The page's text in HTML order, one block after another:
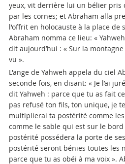
yeux, vit derrière lui un bélier pris
par les cornes; et Abraham alla
l'offrit en holocauste à la place de
Abraham nomma ce lieu: «
dit aujourd’hui : « Sur la
vu ».
L'ange de Yahweh appela du ciel
seconde fois, en disant: « Je l’ai
dit Yahweh : parce que tu as fait
pas refusé ton fils, ton unique, je
multiplierai ta postérité comme
comme le sable qui est sur le
postérité possédera la porte de
postérité seront bénies toutes les
parce que tu as obéi à ma voix ».